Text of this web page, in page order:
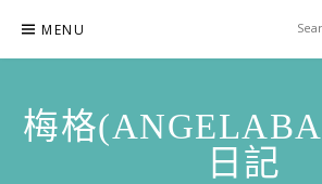
content
MENU
梅格
日記